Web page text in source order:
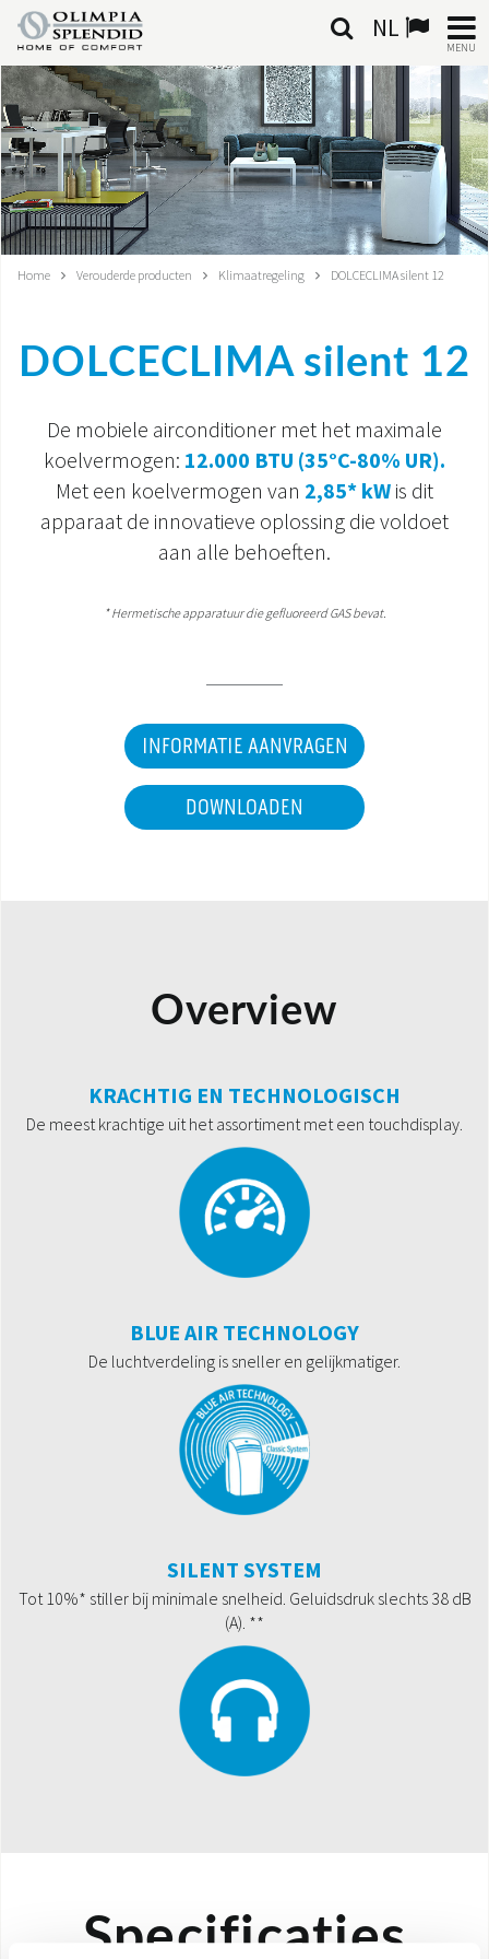
NL
MENU
NEDERLANDSE
HOME
KLIMAATREGELING
VERWARMING
GEÏNTEGREERDE SYSTEMEN
WERELD OS
DOCUMENTATIE PRODUCTEN
Home Verouderde producten Klimaatregeling DOLCECLIMA silent 12
DOLCECLIMA silent 12
De mobiele airconditioner met het maximale
koelvermogen: 12.000 BTU (35°C-80% UR).
Met een koelvermogen van 2,85* kW is dit
apparaat de innovatieve oplossing die voldoet
aan alle behoeften.
*Hermetische apparatuur die gefluoreerd GAS bevat.
INFORMATIE AANVRAGEN
DOWNLOADEN
Overview
KRACHTIG EN TECHNOLOGISCH
De meest krachtige uit het assortiment met een touchdisplay.
BLUE AIR TECHNOLOGY
De luchtverdeling is sneller en gelijkmatiger.
SILENT SYSTEM
Tot 10%* stiller bij minimale snelheid. Geluidsdruk slechts 38 dB
(A). **
Specificaties